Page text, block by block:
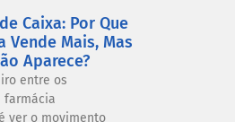
Caixa: Por Que
Vende Mais, Mas
Aparece?
entre os
farmácia
ver o movimento